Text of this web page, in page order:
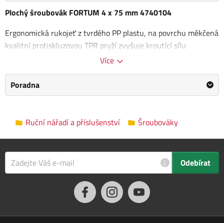
Plochý šroubovák FORTUM 4 x 75 mm 4740104
Ergonomická rukojeť z tvrdého PP plastu, na povrchu měkčená
kvalitní protiskluzovou TPR pryží zvyšuje kroutící sílu
Dřík v matované úpravě z S2 oceli o tvrdosti HRC 58-60
Materiál: ocel třídy S2
Výrobce
FORTUM/Informace o výrobci
Rozměry balení
Více
Poradna
Ruční nářadí a příslušenství Šroubováky
i Odebírat